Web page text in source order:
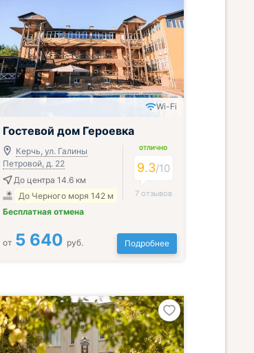
Включён завтрак, обед и ужин
Wi-Fi
Гостевой дом Героевка
Керчь, ул. Галины
Петровой, д. 22
До центра 14.6 км
До Черного моря 142 м
Бесплатная отмена
ОТЛИЧНО
9.3/10
7 отзывов
от 5 640 руб. Подробнее